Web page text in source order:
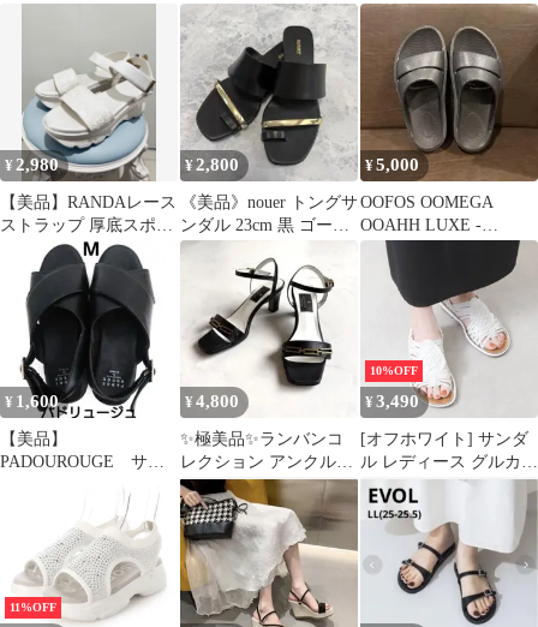
S22.5ベージュ
¥ 2,980
【美品】RANDAレース
ストラップ 厚底スポー
ツサンダル ホワイト
¥2,800
《美品》nouer トングサ
ンダル 23cm 黒 ゴール
ド金具
¥5,000
OOFOS OOMEGA
OOAHH LUXE -
BLACK SPARKLE
¥ 1,600
【美品】
PADOUROUGE サン
¥4,800
✨極美品✨ランバンコ
レクション アンクルス
トラップサンダル 完売
品 23.0cm
10%OFF
¥3,490
[オフホワイト] サンダ
ル レディース グルカサ
ンダル メッシュ 甲深
バックストラップ 外反
母趾 幅広 甲高 痛くな
い 柔らかい ローヒール
軽量 歩きやすい 夏 白
ホワイト k10-5989
11%OFF